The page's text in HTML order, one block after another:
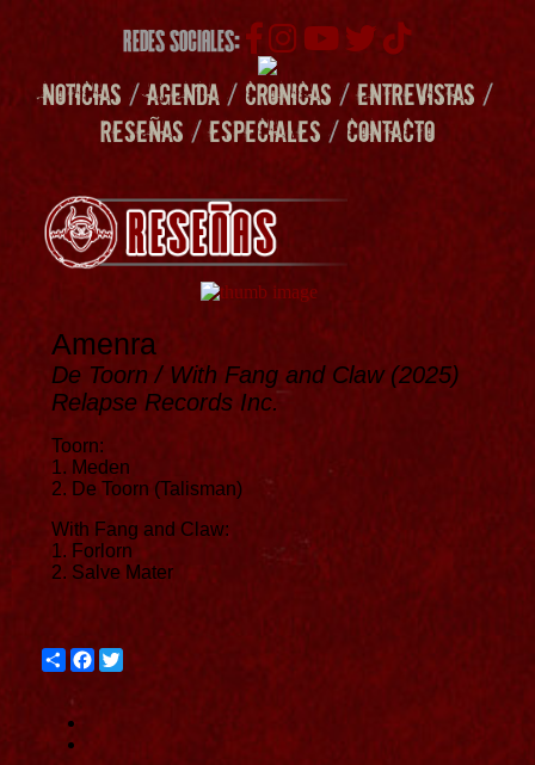
REDES SOCIALES:
NOTICIAS /AGENDA/ CRONICAS /ENTREVISTAS /
RESEÑAS /ESPECIALES / CONTACTO
Amenra
De Toorn / With Fang and Claw (2025)
Relapse Records Inc.
Toorn:
1. Meden
2. De Toorn (Talisman)
With Fang and Claw:
1. Forlorn
2. Salve Mater
ShareFacebook
Twitter